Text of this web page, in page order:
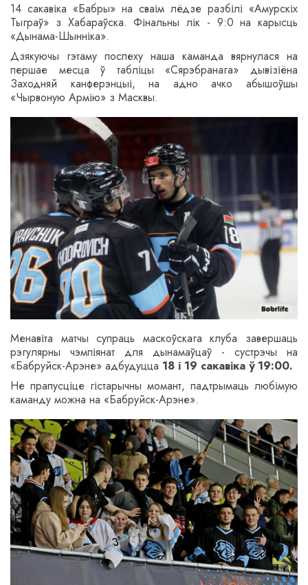
14 сакавіка «Бабры» на сваім лёдзе разбілі «Амурскіх
Тыграў» з Хабараўска. Фінальны лік - 9:0 на карысць
«Дынама-Шынніка».
Дзякуючы гэтаму поспеху наша каманда вярнулася на
першае месца ў табліцы «Сярэбранага» дывізіёна
Заходняй канферэнцыі, на адно ачко абышоўшы
«Чырвоную Армію» з Масквы.
Менавіта матчы супраць маскоўскага клуба завершаць
рэгулярны чэмпіянат для дынамаўцаў - сустрэчы на
«Бабруйск-Арэне» адбудуцца 18 і 19 сакавіка ў 19:00.
Не прапусціце гістарычны момант, падтрымаць любімую
каманду можна на «Бабруйск-Арэне».